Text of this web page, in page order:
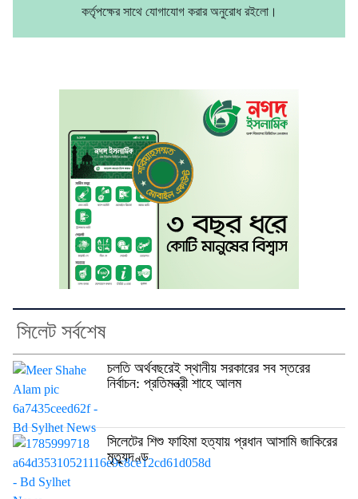
কর্তৃপক্ষের সাথে যোগাযোগ করার অনুরোধ রইলো।
সিলেট সর্বশেষ
চলতি অর্থবছরেই স্থানীয় সরকারের সব স্তরের
নির্বাচন: প্রতিমন্ত্রী শাহে আলম
সিলেটের শিশু ফাহিমা হত্যায় প্রধান আসামি জাকিরের
মৃত্যুদণ্ড